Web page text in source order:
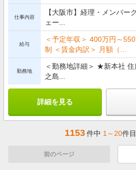
仕事内容
【大阪市】経理・メンバ
ェー...
給与
＜予定年収＞ 400万円～
制 ＜賃金内訳＞ 月額（...
勤務地
＜勤務地詳細＞ ★新本社
之島...
詳細を見る
1153件中 1～20件
前のページ